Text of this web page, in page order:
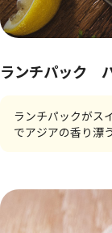
ランチパック
ランチパックがス
でアジアの香り漂